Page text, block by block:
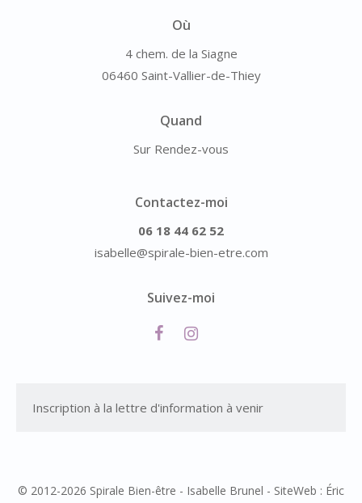
Où
4 chem. de la Siagne
06460 Saint-Vallier-de-Thiey
Quand
Sur Rendez-vous
Contactez-moi
06 18 44 62 52
isabelle@spirale-bien-etre.com
Suivez-moi
Inscription à la lettre d'information à venir
© 2012-2026 Spirale Bien-être - Isabelle Brunel - SiteWeb : Éric